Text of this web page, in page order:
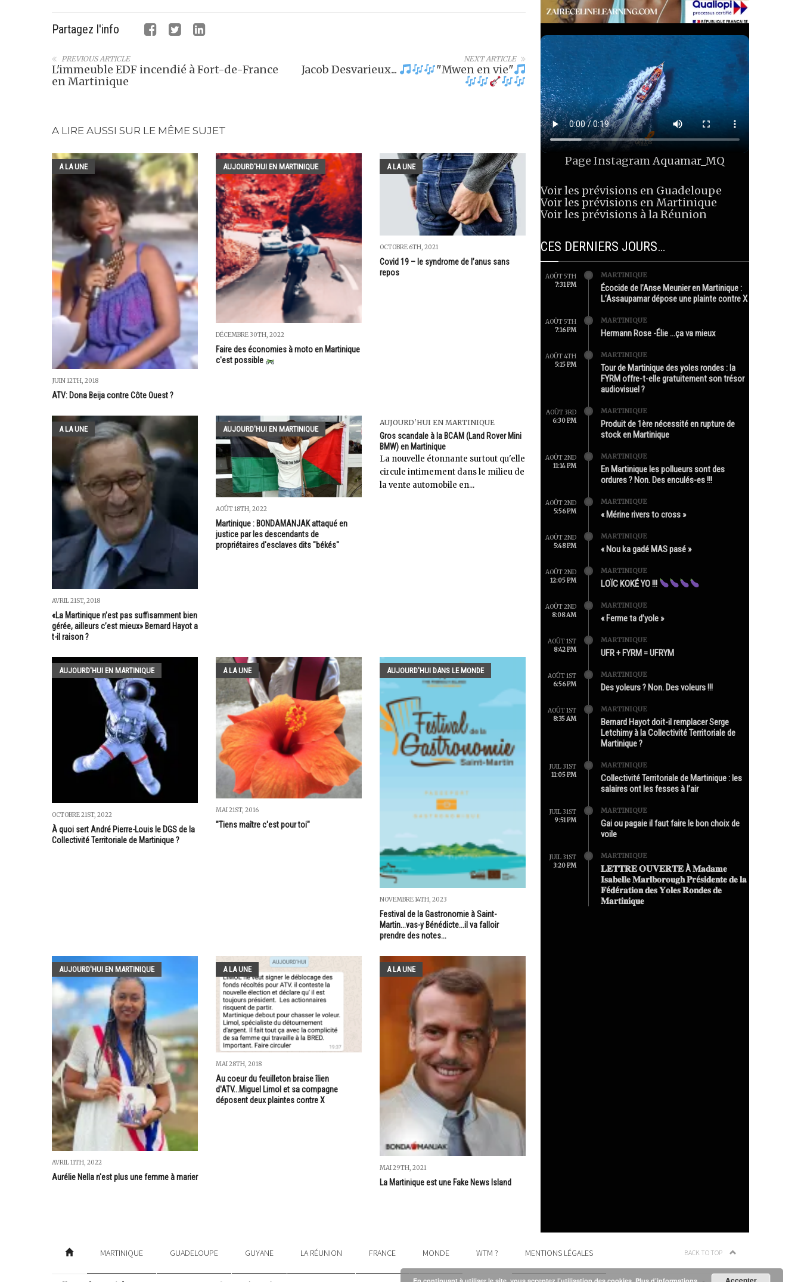
Partagez l'info
NEXT ARTICLE
Jacob Desvarieux... "Mwen en vie"
PREVIOUS ARTICLE
L'immeuble EDF incendié à Fort-de-France
en Martinique
A LIRE AUSSI SUR LE MÊME SUJET
A LA UNE
JUIN 12TH, 2018
ATV: Dona Beija contre Côte Ouest ?
AUJOURD'HUI EN MARTINIQUE
DÉCEMBRE 30TH, 2022
Faire des économies à moto en Martinique
c'est possible
A LA UNE
OCTOBRE 6TH, 2021
Covid 19 – le syndrome de l’anus sans
repos
A LA UNE
AVRIL 21ST, 2018
«La Martinique n’est pas suffisamment bien
gérée, ailleurs c’est mieux» Bernard Hayot a
t-il raison ?
AUJOURD'HUI EN MARTINIQUE
AOÛT 18TH, 2022
Martinique : BONDAMANJAK attaqué en
justice par les descendants de
propriétaires d'esclaves dits "békés"
AUJOURD'HUI EN MARTINIQUE
Gros scandale à la BCAM (Land Rover Mini
BMW) en Martinique
La nouvelle étonnante surtout qu'elle
circule intimement dans le milieu de
la vente automobile en...
AUJOURD'HUI EN MARTINIQUE
OCTOBRE 21ST, 2022
À quoi sert André Pierre-Louis le DGS de la
Collectivité Territoriale de Martinique ?
A LA UNE
MAI 21ST, 2016
"Tiens maître c'est pour toi"
AUJOURD'HUI DANS LE MONDE
NOVEMBRE 14TH, 2023
Festival de la Gastronomie à Saint-
Martin...vas-y Bénédicte...il va falloir
prendre des notes...
AUJOURD'HUI EN MARTINIQUE
AVRIL 11TH, 2022
Aurélie Nella n'est plus une femme à marier
A LA UNE
MAI 28TH, 2018
Au coeur du feuilleton braise îlien
d'ATV...Miguel Limol et sa compagne
déposent deux plaintes contre X
A LA UNE
MAI 29TH, 2021
La Martinique est une Fake News Island
Page InstagramAquamar_MQ
Voir les prévisions en Guadeloupe
Voir les prévisions en Martinique
Voir les prévisions à la Réunion
CES DERNIERS JOURS…
AOÛT 5TH
7:31 PM
MARTINIQUE
Écocide de l’Anse Meunier en Martinique :
L’Assaupamar dépose une plainte contre X
AOÛT 5TH
7:16 PM
MARTINIQUE
Hermann Rose -Élie …ça va mieux
AOÛT 4TH
5:15 PM
MARTINIQUE
Tour de Martinique des yoles rondes : la
FYRM offre-t-elle gratuitement son trésor
audiovisuel ?
AOÛT 3RD
6:30 PM
MARTINIQUE
Produit de 1ère nécessité en rupture de
stock en Martinique
AOÛT 2ND
11:14 PM
MARTINIQUE
En Martinique les pollueurs sont des
ordures ? Non. Des enculés-es !!!
AOÛT 2ND
5:56 PM
MARTINIQUE
« Mérine rivers to cross »
AOÛT 2ND
5:48 PM
MARTINIQUE
« Nou ka gadé MAS pasé »
AOÛT 2ND
12:05 PM
MARTINIQUE
LOÏC KOKÉ YO !!!
AOÛT 2ND
8:08 AM
MARTINIQUE
« Ferme ta d’yole »
AOÛT 1ST
8:42 PM
MARTINIQUE
UFR + FYRM = UFRYM
AOÛT 1ST
6:56 PM
MARTINIQUE
Des yoleurs ? Non. Des voleurs !!!
AOÛT 1ST
8:35 AM
MARTINIQUE
Bernard Hayot doit-il remplacer Serge
Letchimy à la Collectivité Territoriale de
Martinique ?
JUIL 31ST
11:05 PM
MARTINIQUE
Collectivité Territoriale de Martinique : les
salaires ont les fesses à l’air
JUIL 31ST
9:51 PM
MARTINIQUE
Gai ou pagaie il faut faire le bon choix de
voile
JUIL 31ST
3:20 PM
MARTINIQUE
𝐋𝐄𝐓𝐓𝐑𝐄 𝐎𝐔𝐕𝐄𝐑𝐓𝐄 À 𝐌𝐚𝐝𝐚𝐦𝐞
𝐈𝐬𝐚𝐛𝐞𝐥𝐥𝐞 𝐌𝐚𝐫𝐥𝐛𝐨𝐫𝐨𝐮𝐠𝐡 𝐏𝐫é𝐬𝐢𝐝𝐞𝐧𝐭𝐞 𝐝𝐞 𝐥𝐚
𝐅é𝐝é𝐫𝐚𝐭𝐢𝐨𝐧 𝐝𝐞𝐬 𝐘𝐨𝐥𝐞𝐬 𝐑𝐨𝐧𝐝𝐞𝐬 𝐝𝐞
𝐌𝐚𝐫𝐭𝐢𝐧𝐢𝐪𝐮𝐞
MARTINIQUE GUADELOUPE GUYANE LA RÉUNION FRANCE MONDE WTM ? MENTIONS LÉGALES BACK TO TOP